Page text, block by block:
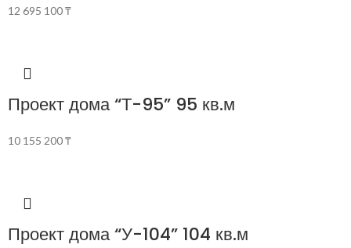
12 695 100₸
Проект дома “Т-95” 95 кв.м
10 155 200₸
Проект дома “У-104” 104 кв.м